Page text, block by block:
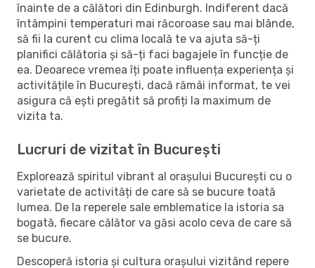
înainte de a călători din Edinburgh. Indiferent dacă
întâmpini temperaturi mai răcoroase sau mai blânde,
să fii la curent cu clima locală te va ajuta să-ți
planifici călătoria și să-ți faci bagajele în funcție de
ea. Deoarece vremea îți poate influența experiența și
activitățile în București, dacă rămâi informat, te vei
asigura că ești pregătit să profiți la maximum de
vizita ta.
Lucruri de vizitat în București
Explorează spiritul vibrant al orașului București cu o
varietate de activități de care să se bucure toată
lumea. De la reperele sale emblematice la istoria sa
bogată, fiecare călător va găsi acolo ceva de care să
se bucure.
Descoperă istoria și cultura orașului vizitând repere